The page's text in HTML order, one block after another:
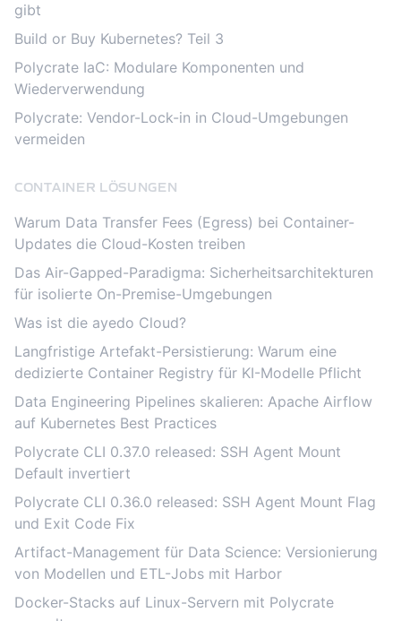
gibt
Build or Buy Kubernetes? Teil 3
Polycrate IaC: Modulare Komponenten und
Wiederverwendung
Polycrate: Vendor-Lock-in in Cloud-Umgebungen
vermeiden
CONTAINER LÖSUNGEN
Warum Data Transfer Fees (Egress) bei Container-
Updates die Cloud-Kosten treiben
Das Air-Gapped-Paradigma: Sicherheitsarchitekturen
für isolierte On-Premise-Umgebungen
Was ist die ayedo Cloud?
Langfristige Artefakt-Persistierung: Warum eine
dedizierte Container Registry für KI-Modelle Pflicht
Data Engineering Pipelines skalieren: Apache Airflow
auf Kubernetes Best Practices
Polycrate CLI 0.37.0 released: SSH Agent Mount
Default invertiert
Polycrate CLI 0.36.0 released: SSH Agent Mount Flag
und Exit Code Fix
Artifact-Management für Data Science: Versionierung
von Modellen und ETL-Jobs mit Harbor
Docker-Stacks auf Linux-Servern mit Polycrate